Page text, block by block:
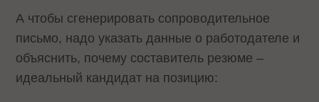
А чтобы сгенерировать сопроводительное
письмо, надо указать данные о работодателе и
объяснить, почему составитель резюме –
идеальный кандидат на позицию: